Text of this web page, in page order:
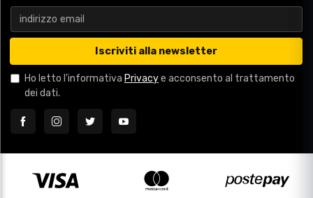
Iscriviti alla newsletter
Ho letto l'informativa Privacye acconsento al trattamento
dei dati.